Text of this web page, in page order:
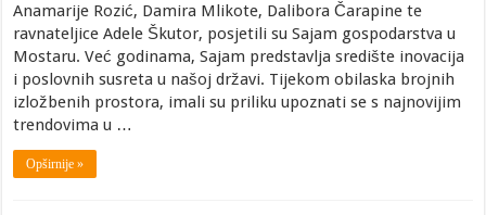
Anamarije Rozić, Damira Mlikote, Dalibora Čarapine te
ravnateljice Adele Škutor, posjetili su Sajam gospodarstva u
Mostaru. Već godinama, Sajam predstavlja središte inovacija
i poslovnih susreta u našoj državi. Tijekom obilaska brojnih
izložbenih prostora, imali su priliku upoznati se s najnovijim
trendovima u …
Opširnije »